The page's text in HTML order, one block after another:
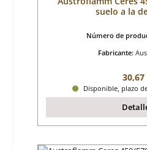
suelo a la
Número de
Fabricante:
30,67
Disponible, plazo